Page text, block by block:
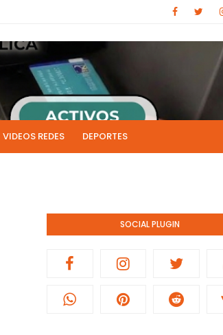
VIDEOS REDES DEPORTES
SOCIAL PLUGIN